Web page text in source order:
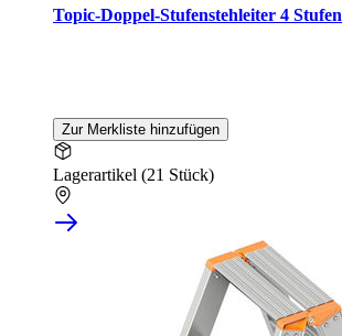
Topic-Doppel-Stufenstehleiter 4 Stufen
Zur Merkliste hinzufügen
Lagerartikel (21 Stück)